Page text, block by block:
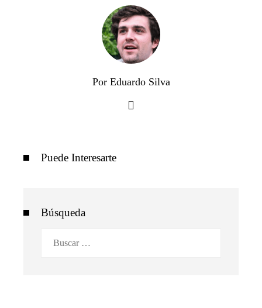
Por Eduardo Silva
Puede Interesarte
Búsqueda